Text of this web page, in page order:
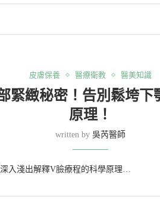
皮膚保養 醫療衛教 醫美知識
緊緻秘密！告別鬆垮
原理！
written by 吳芮醫師
入淺出解釋V臉療程的科學原理…